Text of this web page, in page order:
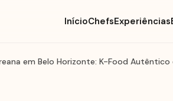
InícioChefsExperiências